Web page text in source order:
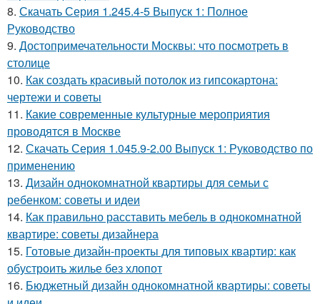
8. Скачать Серия 1.245.4-5 Выпуск 1: Полное
Руководство
9. Достопримечательности Москвы: что посмотреть в
столице
10. Как создать красивый потолок из гипсокартона:
чертежи и советы
11. Какие современные культурные мероприятия
проводятся в Москве
12. Скачать Серия 1.045.9-2.00 Выпуск 1: Руководство по
применению
13. Дизайн однокомнатной квартиры для семьи с
ребенком: советы и идеи
14. Как правильно расставить мебель в однокомнатной
квартире: советы дизайнера
15. Готовые дизайн-проекты для типовых квартир: как
обустроить жилье без хлопот
16. Бюджетный дизайн однокомнатной квартиры: советы